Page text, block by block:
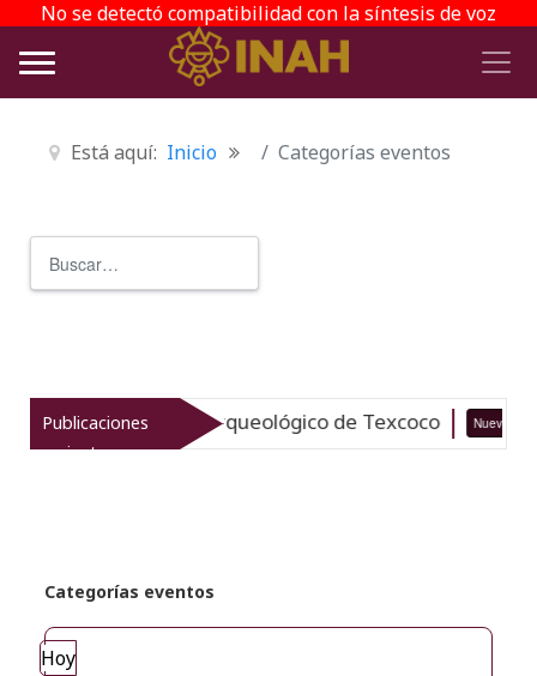
No se detectó compatibilidad con la síntesis de voz
Está aquí: Inicio Categorías eventos
Publicaciones
recientes
el patrimonio arqueológico de Texcoco Nuevo
Categorías eventos
Hoy